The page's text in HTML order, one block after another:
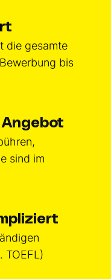
die gesamte
bis
sind im
TOEFL)